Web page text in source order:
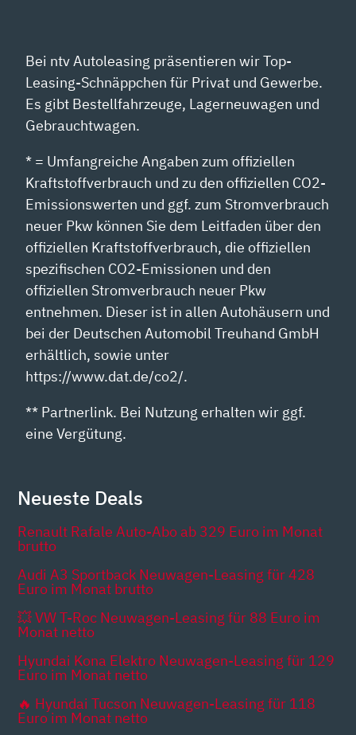
Bei ntv Autoleasing präsentieren wir Top-
Leasing-Schnäppchen für Privat und Gewerbe.
Es gibt Bestellfahrzeuge, Lagerneuwagen und
Gebrauchtwagen.
* = Umfangreiche Angaben zum offiziellen
Kraftstoffverbrauch und zu den offiziellen CO2-
Emissionswerten und ggf. zum Stromverbrauch
neuer Pkw können Sie dem Leitfaden über den
offiziellen Kraftstoffverbrauch, die offiziellen
spezifischen CO2-Emissionen und den
offiziellen Stromverbrauch neuer Pkw
entnehmen. Dieser ist in allen Autohäusern und
bei der Deutschen Automobil Treuhand GmbH
erhältlich, sowie unter
https://www.dat.de/co2/.
** Partnerlink. Bei Nutzung erhalten wir ggf.
eine Vergütung.
Neueste Deals
Renault Rafale Auto-Abo ab 329 Euro im Monat
brutto
Audi A3 Sportback Neuwagen-Leasing für 428
Euro im Monat brutto
💥 VW T-Roc Neuwagen-Leasing für 88 Euro im
Monat netto
Hyundai Kona Elektro Neuwagen-Leasing für 129
Euro im Monat netto
🔥 Hyundai Tucson Neuwagen-Leasing für 118
Euro im Monat netto